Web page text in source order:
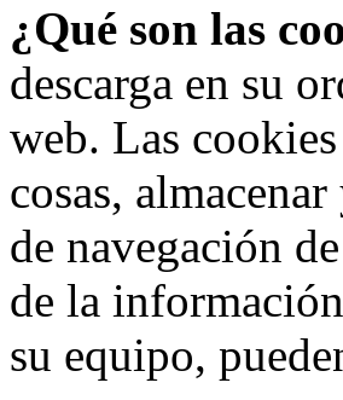
¿Qué son las
descarga en su
web. Las
cosas,
de navegación
de la
su equipo,